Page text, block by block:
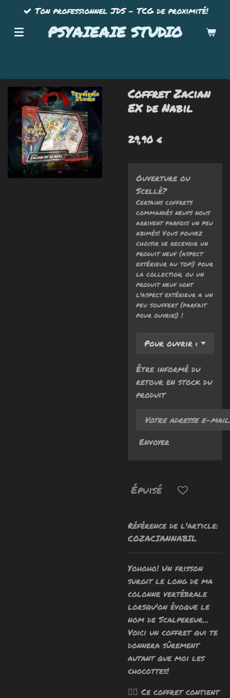
Passer
contenu
PSYAIEAIE STUDIO
Ton professionnel JDS - TCG de proximité!
Coffret Zacian
EX de Nabil
29,90 €
Ouverture ou
Scellé?
Certains coffrets
commandés neufs nous
arrivent parfois un peu
abimés! Vous pouvez
choisir de recevoir un
produit neuf (aspect
extérieur au top!) pour
la collection, ou un
produit neuf dont
l'aspect extérieur a un
peu souffert (parfait
pour ouvrir!) !
Être informé du
retour en stock du
produit
Envoyer
Épuisé
Référence de l'article:
COZACIANNABIL
Yohoho! Un frisson
surgit le long de ma
colonne vertébrale
lorsqu'on évoque le
nom de Scalpereur...
Voici un coffret qui te
donnera sûrement
autant que moi les
chocottes!
🧙‍♂️ Ce coffret contient